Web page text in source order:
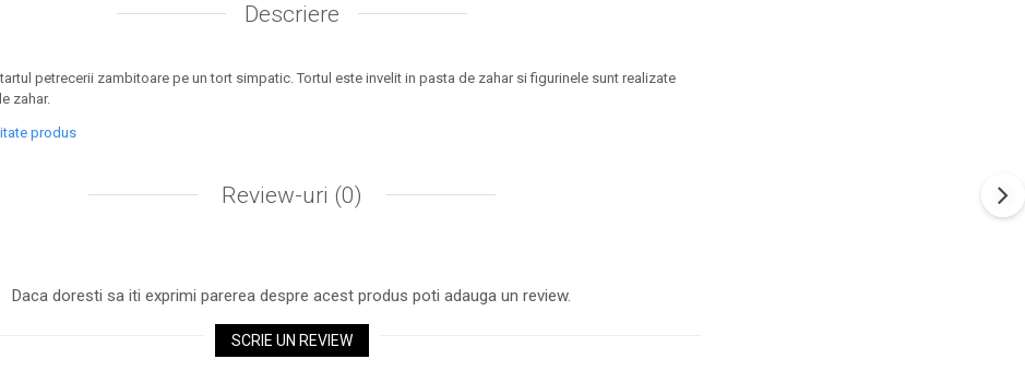
Descriere
petrecerii zambitoare pe un tort simpatic. Tortul este invelit in pasta de zahar si figurinele sunt realizate
zahar.
produs
Review-uri (0)
Daca doresti sa iti exprimi parerea despre acest produs poti adauga un review.
SCRIE UN REVIEW